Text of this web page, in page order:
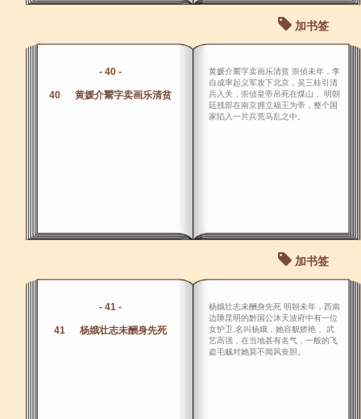
加书签
- 40 -
40 黄媛介鬻字卖画乐清贫
黄媛介鬻字卖画乐清贫 崇侦未年，李
自成率起义军攻下北京，吴三桂引清
兵入关，崇侦皇帝吊死在煤山， 明朝
廷残部在南京拥立福王为帝，整个国
家陷入一片兵荒马乱之中。
加书签
- 41 -
41 杨娥壮志未酬身先死
杨娥壮志未酬身先死 明朝未年，西南
边陲昆明的黔国公沐天波府中有一位
女护卫,名叫杨娥，她容貌娇艳， 武
艺高强，在当地甚有名气，一般的飞
盗毛贼对她莫不闻风丧胆。